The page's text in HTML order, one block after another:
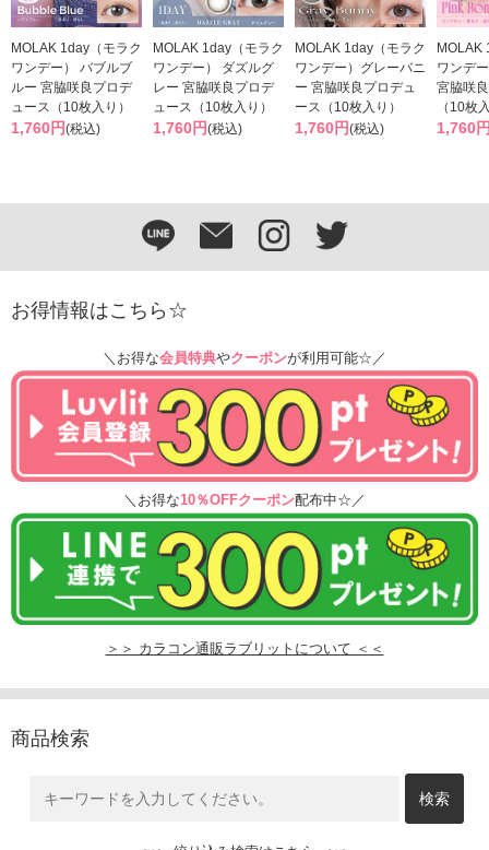
MOLAK 1day（モラク
ワンデー） バブルブ
ルー 宮脇咲良プロデ
ュース（10枚入り）
1,760円(税込)
MOLAK 1day（モラク
ワンデー） ダズルグ
レー 宮脇咲良プロデ
ュース（10枚入り）
1,760円(税込)
MOLAK 1day（モラク
ワンデー）グレーバニ
ー 宮脇咲良プロデュ
ース（10枚入り）
1,760円(税込)
MOLAK
ワンデ
宮脇咲
（10枚
1,760
お得情報はこちら☆
＼お得な会員特典やクーポンが利用可能☆／
＼お得な10％OFFクーポン配布中☆／
＞＞ カラコン通販ラブリットについて ＜＜
商品検索